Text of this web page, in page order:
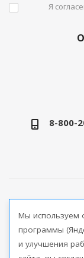
Я
8-800-
Мы используем
программы
и улучшения